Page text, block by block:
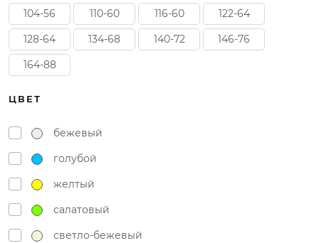
104-56
110-60 116-60
122-64
128-64
134-68 140-72
146-76
164-88
ЦВЕТ
бежевый
голубой
желтый
салатовый
светло-бежевый